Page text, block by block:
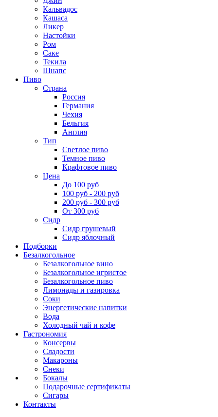
Кальвадос
Кашаса
Ликер
Настойки
Ром
Саке
Текила
Шнапс
Пиво
Страна
Россия
Германия
Чехия
Бельгия
Англия
Тип
Светлое пиво
Темное пиво
Крафтовое пиво
Цена
До 100 руб
100 руб - 200 руб
200 руб - 300 руб
От 300 руб
Сидр
Сидр грушевый
Сидр яблочный
Подборки
Безалкогольное
Безалкогольное вино
Безалкогольное игристое
Безалкогольное пиво
Лимонады и газировка
Соки
Энергетические напитки
Вода
Холодный чай и кофе
Гастрономия
Консервы
Сладости
Макароны
Снеки
Бокалы
Подарочные сертификаты
Сигары
Контакты